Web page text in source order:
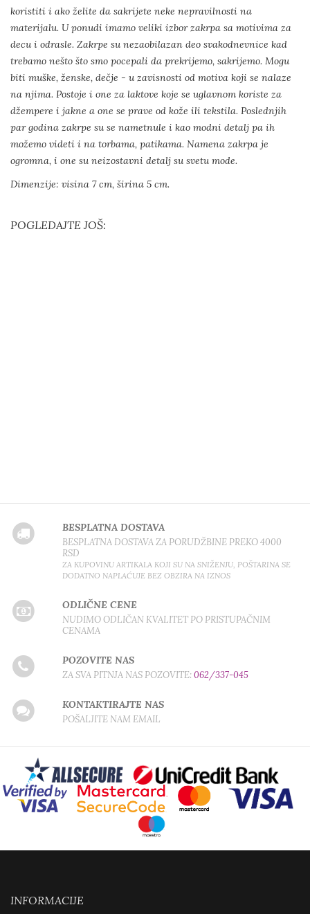
koristiti i ako želite da sakrijete neke nepravilnosti na
materijalu. U ponudi imamo veliki izbor zakrpa sa motivima za
decu i odrasle. Zakrpe su nezaobilazan deo svakodnevnice kad
trebamo nešto što smo pocepali da prekrijemo, sakrijemo. Mogu
biti muške, ženske, dečje - u zavisnosti od motiva koji se nalaze
na njima. Postoje i one za laktove koje se uglavnom koriste za
džempere i jakne a one se prave od kože ili tekstila. Poslednjih
par godina zakrpe su se nametnule i kao modni detalj pa ih
možemo videti i na torbama, patikama. Namena zakrpa je
ogromna, i one su neizostavni detalj su svetu mode.
Dimenzije: visina 7 cm, širina 5 cm.
POGLEDAJTE JOŠ:
BESPLATNA DOSTAVA
BESPLATNA DOSTAVA ZA PORUDŽBINE PREKO 4000
RSD
ZA KUPOVINU ARTIKALA KOJI SU NA SNIŽENJU, POŠTARINA SE
DODATNO NAPLAĆUJE BEZ OBZIRA NA IZNOS
ODLIČNE CENE
NUDIMO ODLIČAN KVALITET PO PRISTUPAČNIM
CENAMA
POZOVITE NAS
ZA SVA PITNJA NAS POZOVITE:062/337-045
KONTAKTIRAJTE NAS
POŠALJITE NAM EMAIL
INFORMACIJE